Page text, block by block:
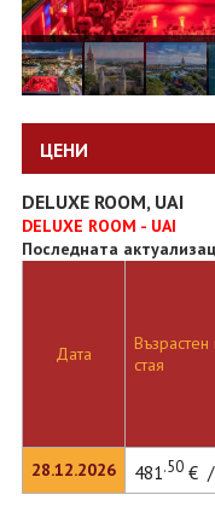
ЦЕНИ
DELUXE ROOM, UAI
DELUXE ROOM - UAI
Последната
Дата
28.12.2026
стая
481.50€ /